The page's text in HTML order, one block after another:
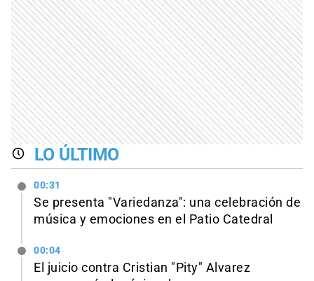
LO ÚLTIMO
00:31
Se presenta "Variedanza": una celebración de
música y emociones en el Patio Catedral
00:04
El juicio contra Cristian "Pity" Alvarez